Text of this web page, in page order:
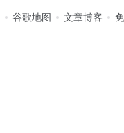
谷歌地图 文章博客